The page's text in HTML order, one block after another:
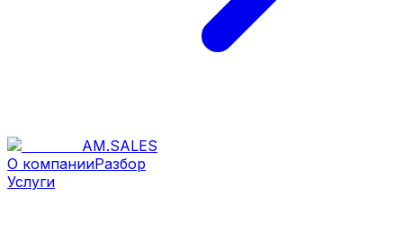
AM.SALES
О компанииРазбор
Услуги